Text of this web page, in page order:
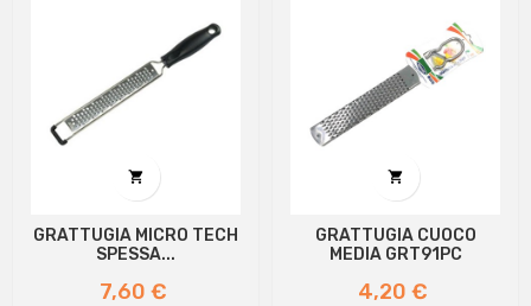

GRATTUGIA MICRO TECH
SPESSA...
Prezzo
7,60 €

GRATTUGIA CUOCO
MEDIA GRT91PC
Prezzo
4,20 €